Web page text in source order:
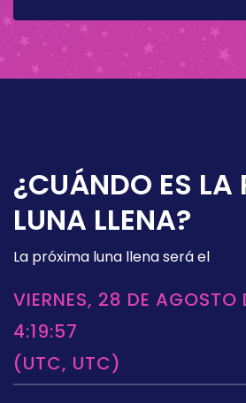
¿CUÁNDO ES LA
LUNA LLENA?
La próxima luna llena será el
VIERNES, 28 DE AGOSTO
4:19:57
(UTC, UTC)